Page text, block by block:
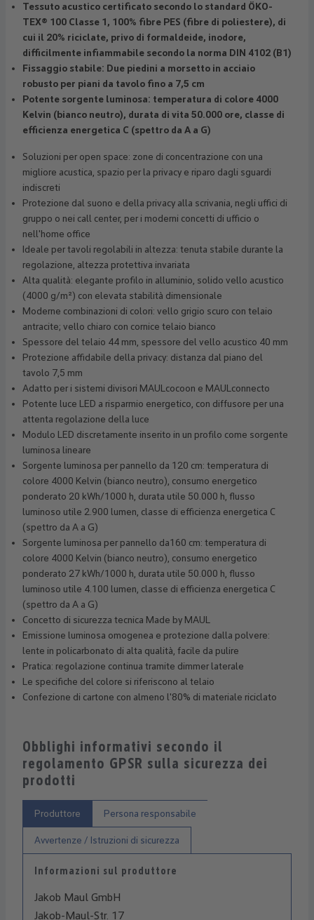
Tessuto acustico certificato secondo lo standard ÖKO-
TEX® 100 Classe 1, 100% fibre PES (fibre di poliestere), di
cui il 20% riciclate, privo di formaldeide, inodore,
difficilmente infiammabile secondo la norma DIN 4102 (B1)
Fissaggio stabile: Due piedini a morsetto in acciaio
robusto per piani da tavolo fino a 7,5 cm
Potente sorgente luminosa: temperatura di colore 4000
Kelvin (bianco neutro), durata di vita 50.000 ore, classe di
efficienza energetica C (spettro da A a G)
Soluzioni per open space: zone di concentrazione con una
migliore acustica, spazio per la privacy e riparo dagli sguardi
indiscreti
Protezione dal suono e della privacy alla scrivania, negli uffici di
gruppo o nei call center, per i moderni concetti di ufficio o
nell'home office
Ideale per tavoli regolabili in altezza: tenuta stabile durante la
regolazione, altezza protettiva invariata
Alta qualità: elegante profilo in alluminio, solido vello acustico
(4000 g/m²) con elevata stabilità dimensionale
Moderne combinazioni di colori: vello grigio scuro con telaio
antracite; vello chiaro con cornice telaio bianco
Spessore del telaio 44 mm, spessore del vello acustico 40 mm
Protezione affidabile della privacy: distanza dal piano del
tavolo 7,5 mm
Adatto per i sistemi divisori MAULcocoon e MAULconnecto
Potente luce LED a risparmio energetico, con diffusore per una
attenta regolazione della luce
Modulo LED discretamente inserito in un profilo come sorgente
luminosa lineare
Sorgente luminosa per pannello da 120 cm: temperatura di
colore 4000 Kelvin (bianco neutro), consumo energetico
ponderato 20 kWh/1000 h, durata utile 50.000 h, flusso
luminoso utile 2.900 lumen, classe di efficienza energetica C
(spettro da A a G)
Sorgente luminosa per pannello da160 cm: temperatura di
colore 4000 Kelvin (bianco neutro), consumo energetico
ponderato 27 kWh/1000 h, durata utile 50.000 h, flusso
luminoso utile 4.100 lumen, classe di efficienza energetica C
(spettro da A a G)
Concetto di sicurezza tecnica Made by MAUL
Emissione luminosa omogenea e protezione dalla polvere:
lente in policarbonato di alta qualità, facile da pulire
Pratica: regolazione continua tramite dimmer laterale
Le specifiche del colore si riferiscono al telaio
Confezione di cartone con almeno l'80% di materiale riciclato
Obblighi informativi secondo il
regolamento GPSR sulla sicurezza dei
prodotti
Produttore Persona responsabile
Avvertenze / Istruzioni di sicurezza
Informazioni sul produttore
Jakob Maul GmbH
Jakob-Maul-Str. 17